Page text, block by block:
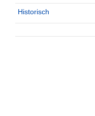
Historisch